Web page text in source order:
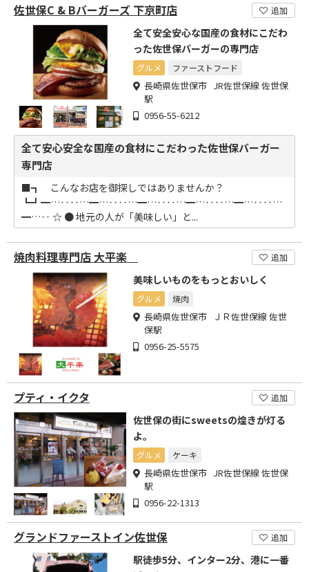
佐世保C & Bバーガーズ 下京町店 追加
全て安全安心な国産の食材にこだわ
った佐世保バーガーの専門店
グルメ ファーストフード
長崎県佐世保市 JR佐世保線 佐世保
駅
0956-55-6212
全て安心安全な国産の食材にこだわった佐世保バーガー
専門店
■┓ こんなお店を御探しではありませんか？
┗┛━…‥‥…━…‥‥…━…‥‥…━…‥‥…━…‥‥…
━…‥ ☆ ● 地元の人が「美味しい」と...
焼肉料理専門店 大平楽 追加
美味しいものをもっとおいしく
グルメ 焼肉
長崎県佐世保市 ＪＲ佐世保線 佐世
保駅
0956-25-5575
プティ・イクタ 追加
佐世保の街にsweetsの煌きが灯る
よ。
グルメ ケーキ
長崎県佐世保市 JR佐世保線 佐世保
駅
0956-22-1313
グランドファーストイン佐世保 追加
駅徒歩5分、インター2分、港に一番